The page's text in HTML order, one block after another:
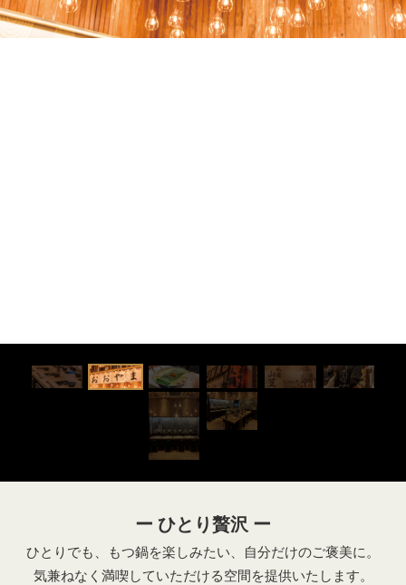
ー ひとり贅沢 ー
ひとりでも、もつ鍋を楽しみたい、自分だけのご褒美に。
気兼ねなく満喫していただける空間を提供いたします。